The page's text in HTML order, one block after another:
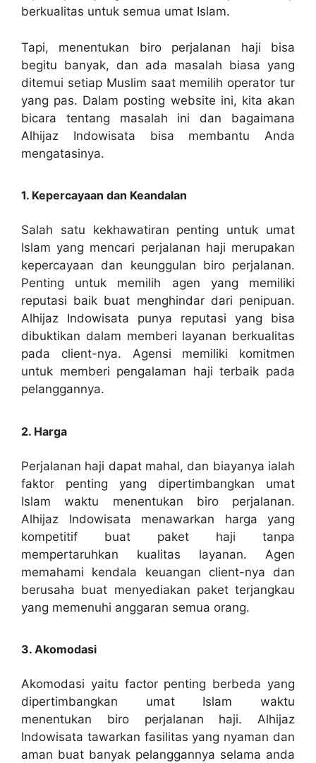
berkualitas untuk semua umat Islam.
Tapi, menentukan biro perjalanan haji bisa
begitu banyak, dan ada masalah biasa yang
ditemui setiap Muslim saat memilih operator tur
yang pas. Dalam posting website ini, kita akan
bicara tentang masalah ini dan bagaimana
Alhijaz Indowisata bisa membantu Anda
mengatasinya.
1. Kepercayaan dan Keandalan
Salah satu kekhawatiran penting untuk umat
Islam yang mencari perjalanan haji merupakan
kepercayaan dan keunggulan biro perjalanan.
Penting untuk memilih agen yang memiliki
reputasi baik buat menghindar dari penipuan.
Alhijaz Indowisata punya reputasi yang bisa
dibuktikan dalam memberi layanan berkualitas
pada client-nya. Agensi memiliki komitmen
untuk memberi pengalaman haji terbaik pada
pelanggannya.
2. Harga
Perjalanan haji dapat mahal, dan biayanya ialah
faktor penting yang dipertimbangkan umat
Islam waktu menentukan biro perjalanan.
Alhijaz Indowisata menawarkan harga yang
kompetitif buat paket haji tanpa
mempertaruhkan kualitas layanan. Agen
memahami kendala keuangan client-nya dan
berusaha buat menyediakan paket terjangkau
yang memenuhi anggaran semua orang.
3. Akomodasi
Akomodasi yaitu factor penting berbeda yang
dipertimbangkan umat Islam waktu
menentukan biro perjalanan haji. Alhijaz
Indowisata tawarkan fasilitas yang nyaman dan
aman buat banyak pelanggannya selama anda